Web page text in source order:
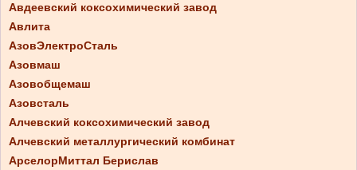
Авдеевский коксохимический завод
Авлита
АзовЭлектроСталь
Азовмаш
Азовобщемаш
Азовсталь
Алчевский коксохимический завод
Алчевский металлургический комбинат
АрселорМиттал Берислав